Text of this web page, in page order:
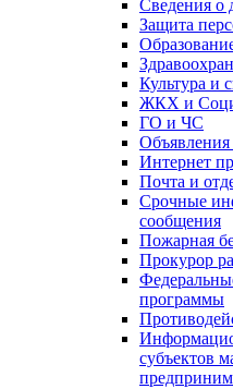
Сведения о
Защита
Культура и
ЖКХ и
ГО и ЧС
Объявления
Интернет
Почта и
Срочные
сообщения
Пожарная
Прокурор
программы
субъектов